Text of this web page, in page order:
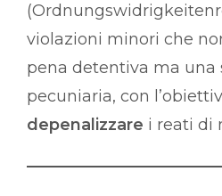
violazioni minori che
pena detentiva ma una
pecuniaria, con
depenalizzare i reati di